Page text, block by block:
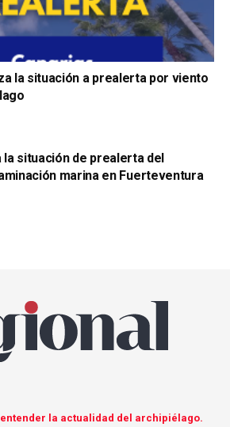
la situación a prealerta por viento
la situación de prealerta del
marina en Fuerteventura
la actualidad del archipiélago.